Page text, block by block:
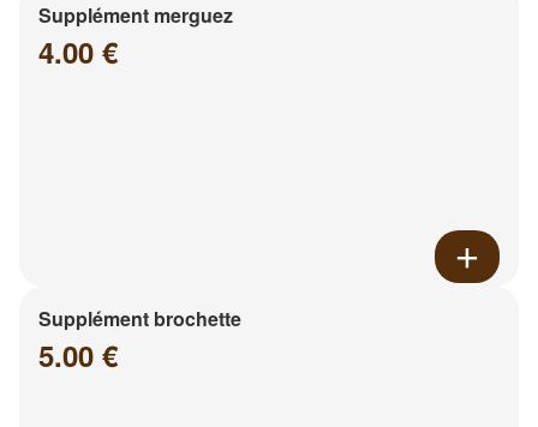
Supplément merguez
4.00 €
Supplément brochette
5.00 €